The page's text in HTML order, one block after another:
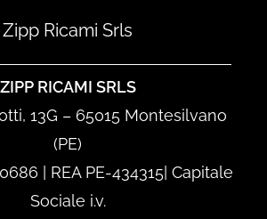
Zipp Ricami Srls
ZIPP RICAMI SRLS
13G – 65015 Montesilvano
(PE)
| REA PE-434315| Capitale
Sociale i.v.